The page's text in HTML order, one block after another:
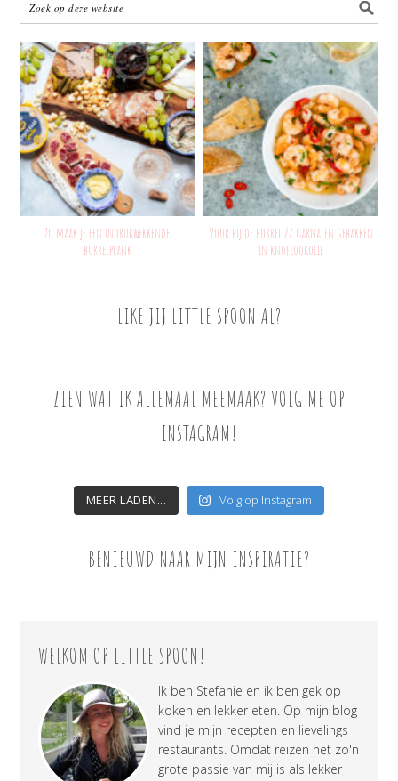
Zo maak je een indrukwekkende
borrelplank
Voor bij de borrel // Garnalen gebakken
in knoflookolie
LIKE JIJ LITTLE SPOON AL?
ZIEN WAT IK ALLEMAAL MEEMAAK? VOLG ME OP
INSTAGRAM!
MEER LADEN... Volg op Instagram
BENIEUWD NAAR MIJN INSPIRATIE?
WELKOM OP LITTLE SPOON!
Ik ben Stefanie en ik ben gek op
koken en lekker eten. Op mijn blog
vind je mijn recepten en lievelings
restaurants. Omdat reizen net zo'n
grote passie van mij is als lekker